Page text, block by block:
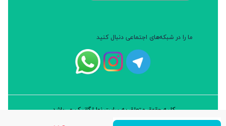
ما را در شبکه‌های اجتماعی دنبال کنید
کلیه حقوق متعلق به سایت نوا ارگانیک می‌باشد.
طراحی و توسعه: شرکت داده پردازان سورن ایرانیان (نرم افزار سارب)